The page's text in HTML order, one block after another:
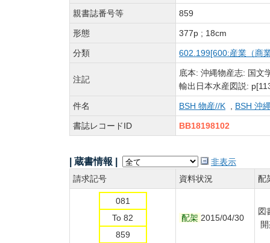
親書誌番号等 859
形態 377p ; 18cm
分類 602.199[600:産業（商
注記
底本: 沖縄物産志: 国文
輸出日本水産図説:
件名 BSH 物産//K BSH 沖
書誌レコードID BB18198102
| 蔵書情報 |
非表示
請求記号
資料状況 配
081
To 82
859
配架 2015/04/30
図